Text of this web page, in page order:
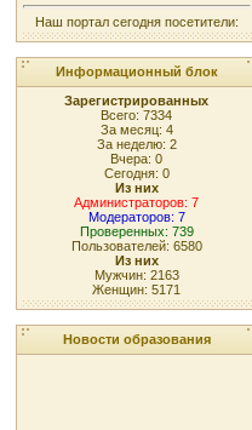
Наш портал сегодня посетители:
Информационный блок
Зарегистрированных
Всего: 7334
За месяц: 4
За неделю: 2
Вчера: 0
Сегодня: 0
Из них
Администраторов: 7
Модераторов: 7
Проверенных: 739
Пользователей: 6580
Из них
Мужчин: 2163
Женщин: 5171
Новости образования